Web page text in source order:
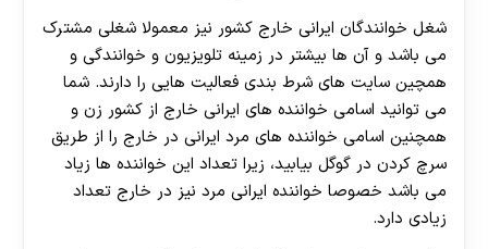
30 تا 50 درصد شارژ هدیه بیشتر فقط با ثبت نام در
شغل خوانندگان ایرانی خارج کشور نیز معمولا شغلی مشترک
می باشد و آن ها بیشتر در زمینه تلویزیون و خوانندگی و
همچین سایت های شرط بندی فعالیت هایی را دارند. شما
می توانید اسامی خواننده های ایرانی خارج از کشور زن و
همچنین اسامی خواننده های مرد ایرانی در خارج را از طریق
سرچ کردن در گوگل بیابید، زیرا تعداد این خواننده ها زیاد
می باشد خصوصا خواننده ایرانی مرد نیز در خارج تعداد
زیادی دارد.